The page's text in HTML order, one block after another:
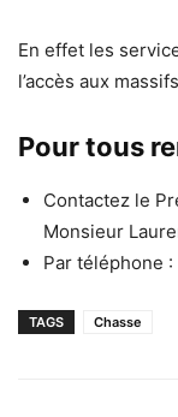
En effet les
l’accès aux
Pour tous
Contactez le
Monsieur
Par téléphone
TAGS Chasse